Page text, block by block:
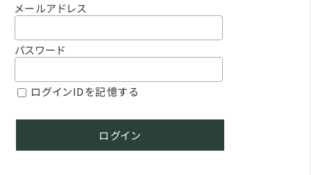
メールアドレス
パスワード
ログインIDを記憶する
ログイン